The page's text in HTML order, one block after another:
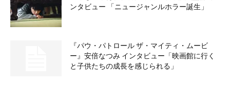
ンタビュー 「ニュージャンルホラー誕生」
『パウ・パトロール ザ・マイティ・ムービ
ー』安倍なつみ インタビュー「映画館に行く
と子供たちの成長を感じられる」